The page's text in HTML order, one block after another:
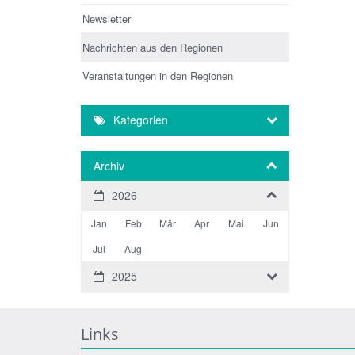
Newsletter
Nachrichten aus den Regionen
Veranstaltungen in den Regionen
Kategorien
Archiv
2026
Jan Feb Mär Apr Mai
Jun
Jul
Aug
2025
Links